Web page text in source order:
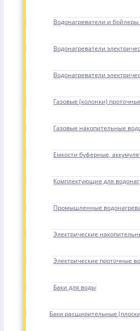
Водонагреватели и бойлеры
Водонагреватели
Водонагреватели
Газовые (колонки)
Газовые накопительные
Емкости буферные,
Комплектующие для
Промышленные
Электрические
Электрические проточные
Баки для воды
Баки расширительные